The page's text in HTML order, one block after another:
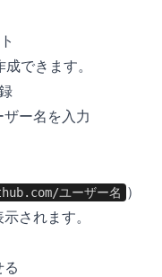
できます。
ー名を入力
ユーザー名 ）
されます。